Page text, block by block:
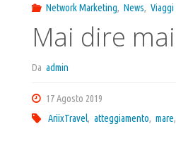
Network Marketing, News, Viaggi
Mai dire mai
Da admin
17 Agosto 2019
AriixTravel, atteggiamento, mare,